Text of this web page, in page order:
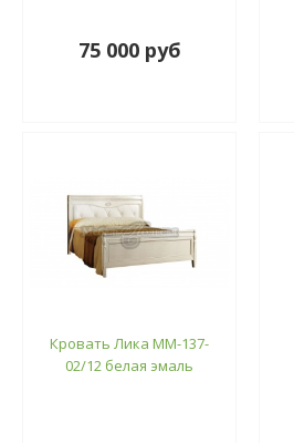
75 000 руб
Кровать Лика ММ-137-
02/12 белая эмаль